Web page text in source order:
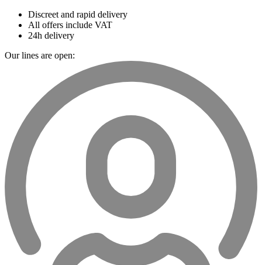
Discreet and rapid delivery
All offers include VAT
24h delivery
Our lines are open: